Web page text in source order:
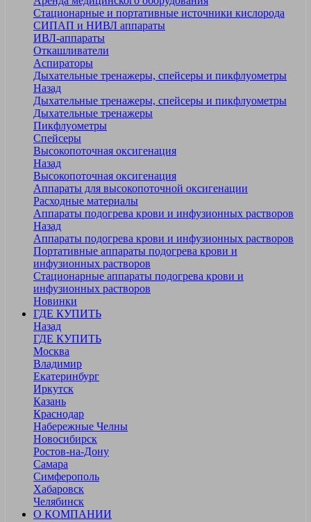
Стационарные и портативные источники кислорода
СИПАП и НИВЛ аппараты
ИВЛ-аппараты
Откашливатели
Аспираторы
Дыхательные тренажеры, спейсеры и пикфлуометры
Назад
Дыхательные тренажеры, спейсеры и пикфлуометры
Дыхательные тренажеры
Пикфлуометры
Спейсеры
Высокопоточная оксигенация
Назад
Высокопоточная оксигенация
Аппараты для высокопоточной оксигенации
Расходные материалы
Аппараты подогрева крови и инфузионных растворов
Назад
Аппараты подогрева крови и инфузионных растворов
Портативные аппараты подогрева крови и
инфузионных растворов
Стационарные аппараты подогрева крови и
инфузионных растворов
Новинки
ГДЕ КУПИТЬ
Назад
ГДЕ КУПИТЬ
Москва
Владимир
Екатеринбург
Иркутск
Казань
Краснодар
Набережные Челны
Новосибирск
Ростов-на-Дону
Самара
Симферополь
Хабаровск
Челябинск
О КОМПАНИИ